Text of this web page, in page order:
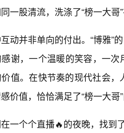
一股清流，洗涤了“榜一大
动并非单向的付出。“博雅”
谢，一个温暖的笑容，一
值。在快节奏的现代社会
价值，恰恰满足了“榜一大哥
一个个直播🔥的夜晚，找到